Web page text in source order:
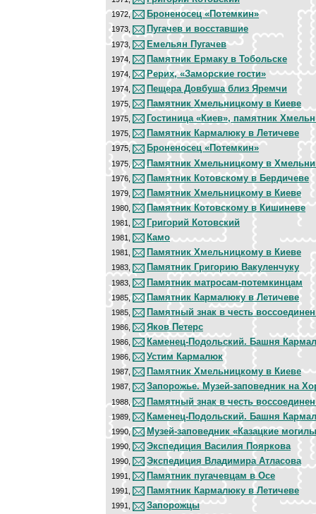
1972, Броненосец «Потемкин»
1973, Пугачев и восставшие
1973, Емельян Пугачев
1974, Памятник Ермаку в Тобольске
1974, Рерих, «Заморские гости»
1974, Пещера Довбуша близ Яремчи
1975, Памятник Хмельницкому в Киеве
1975, Гостиница «Киев», памятник
1975, Памятник Кармалюку в Летичеве
1975, Броненосец «Потемкин»
1975, Памятник Хмельницкому в
1976, Памятник Котовскому в Бердичеве
1979, Памятник Хмельницкому в Киеве
1980, Памятник Котовскому в Кишиневе
1981, Григорий Котовский
1981, Камо
1981, Памятник Хмельницкому в Киеве
1983, Памятник Григорию Вакуленчуку
1983, Памятник матросам-потемкинцам
1985, Памятник Кармалюку в Летичеве
1985, Памятный знак в честь
1986, Яков Петерс
1986, Каменец-Подольский. Башня
1986, Устим Кармалюк
1987, Памятник Хмельницкому в Киеве
1987, Запорожье. Музей-заповедник на
1988, Памятный знак в честь
1989, Каменец-Подольский. Башня
1990, Музей-заповедник «Казацкие
1990, Экспедиция Василия Пояркова
1990, Экспедиция Владимира Атласова
1991, Памятник пугачевцам в Осе
1991, Памятник Кармалюку в Летичеве
1991, Запорожцы